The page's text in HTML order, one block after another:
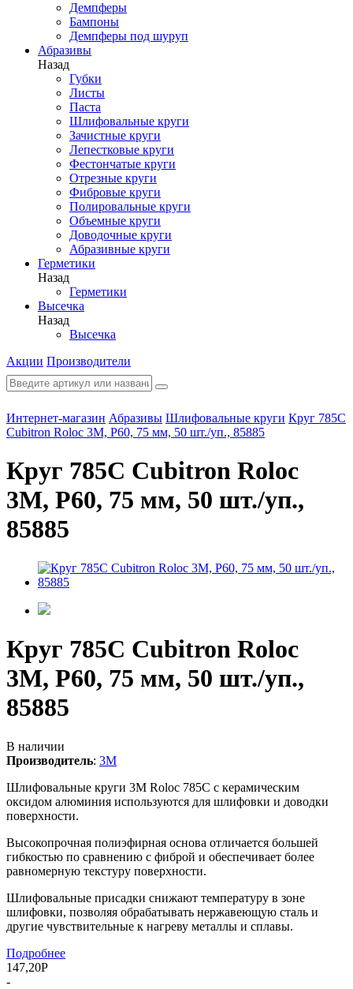
Демпферы
Бампоны
Демпферы под шуруп
Абразивы
Назад
Губки
Листы
Паста
Шлифовальные круги
Зачистные круги
Лепестковые круги
Фестончатые круги
Отрезные круги
Фибровые круги
Полировальные круги
Объемные круги
Доводочные круги
Абразивные круги
Герметики
Назад
Герметики
Высечка
Назад
Высечка
Акции Производители
Интернет-магазин Абразивы Шлифовальные круги Круг 785С
Cubitron Roloc 3М, P60, 75 мм, 50 шт./уп., 85885
Круг 785С Cubitron Roloc
3М, P60, 75 мм, 50 шт./уп.,
85885
Круг 785С Cubitron Roloc
3М, P60, 75 мм, 50 шт./уп.,
85885
В наличии
Производитель: 3M
Шлифовальные круги 3M Roloc 785С с керамическим
оксидом алюминия используются для шлифовки и доводки
поверхности.
Высокопрочная полиэфирная основа отличается большей
гибкостью по сравнению с фиброй и обеспечивает более
равномерную текстуру поверхности.
Шлифовальные присадки снижают температуру в зоне
шлифовки, позволяя обрабатывать нержавеющую сталь и
другие чувствительные к нагреву металлы и сплавы.
Подробнее
147,20Р
-